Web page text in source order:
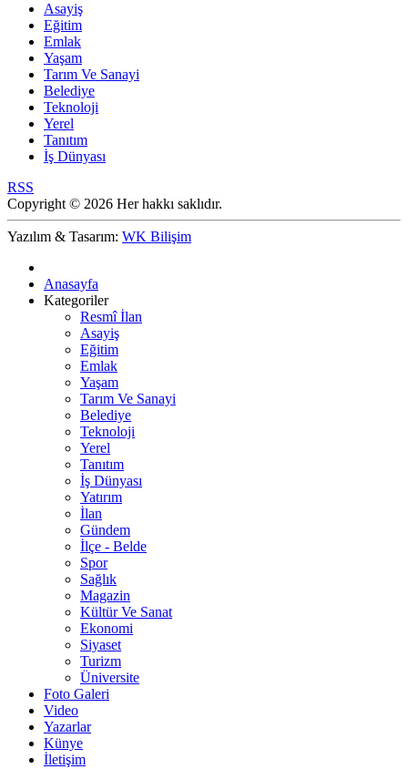
Asayiş
Eğitim
Emlak
Yaşam
Tarım Ve Sanayi
Belediye
Teknoloji
Yerel
Tanıtım
İş Dünyası
RSS
Copyright © 2026 Her hakkı saklıdır.
Yazılım & Tasarım: WK Bilişim
Anasayfa
Kategoriler
Resmî İlan
Asayiş
Eğitim
Emlak
Yaşam
Tarım Ve Sanayi
Belediye
Teknoloji
Yerel
Tanıtım
İş Dünyası
Yatırım
İlan
Gündem
İlçe - Belde
Spor
Sağlık
Magazin
Kültür Ve Sanat
Ekonomi
Siyaset
Turizm
Üniversite
Foto Galeri
Video
Yazarlar
Künye
İletişim